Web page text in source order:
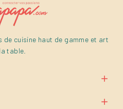
de cuisine haut de gamme et art
table.

